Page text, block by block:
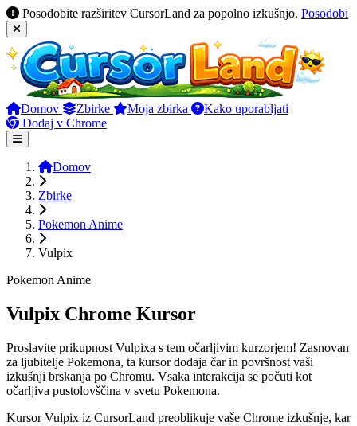
Posodobite razširitev CursorLand za popolno izkušnjo. Posodobi
Domov Zbirke Moja zbirka
Kako uporabljati
Dodaj v Chrome
Domov
Zbirke
Pokemon Anime
Vulpix
Pokemon Anime
Vulpix Chrome Kursor
Proslavite prikupnost Vulpixa s tem očarljivim kurzorjem! Zasnovan
za ljubitelje Pokemona, ta kursor dodaja čar in površnost vaši
izkušnji brskanja po Chromu. Vsaka interakcija se počuti kot
očarljiva pustolovščina v svetu Pokemona.
Kursor Vulpix iz CursorLand preoblikuje vaše Chrome izkušnje, kar